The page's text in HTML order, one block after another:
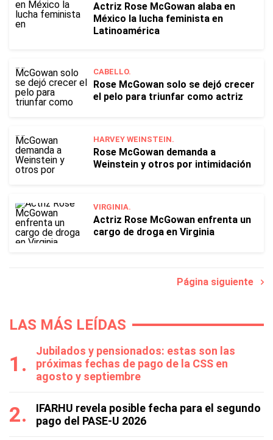
Actriz Rose McGowan alaba en
México la lucha feminista en
Latinoamérica
CABELLO.
Rose McGowan solo se dejó crecer
el pelo para triunfar como actriz
HARVEY WEINSTEIN.
Rose McGowan demanda a
Weinstein y otros por intimidación
VIRGINIA.
Actriz Rose McGowan enfrenta un
cargo de droga en Virginia
Página siguiente
LAS MÁS LEÍDAS
Jubilados y pensionados: estas son las
próximas fechas de pago de la CSS en
agosto y septiembre
IFARHU revela posible fecha para el segundo
pago del PASE-U 2026